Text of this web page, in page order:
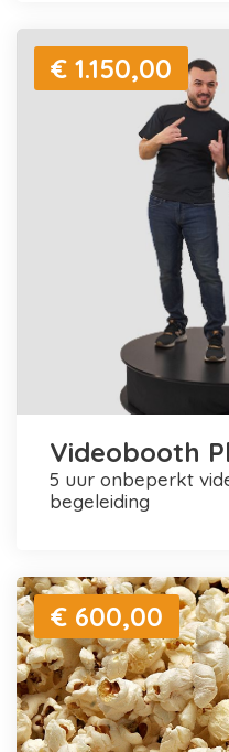
€ 1.150,00
Videobooth
5 uur onbeperkt video's maken + personele
begeleiding
€ 600,00